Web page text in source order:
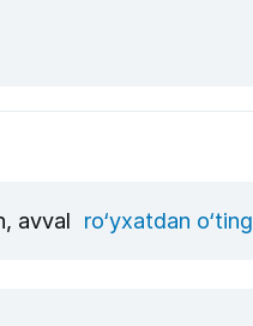
avval ro‘yxatdan o‘ting